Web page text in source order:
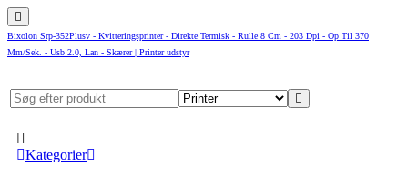
Bixolon Srp-352Plusv - Kvitteringsprinter - Direkte Termisk - Rulle 8 Cm - 203 Dpi - Op Til 370
Mm/Sek. - Usb 2.0, Lan - Skærer | Printer udstyr
Kategorier